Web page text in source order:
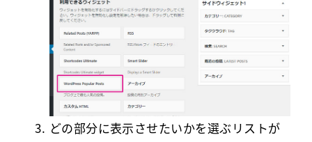
どの部分に表示させたいかを選ぶリストが